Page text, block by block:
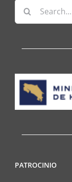
Search
for:
PATROCINIO